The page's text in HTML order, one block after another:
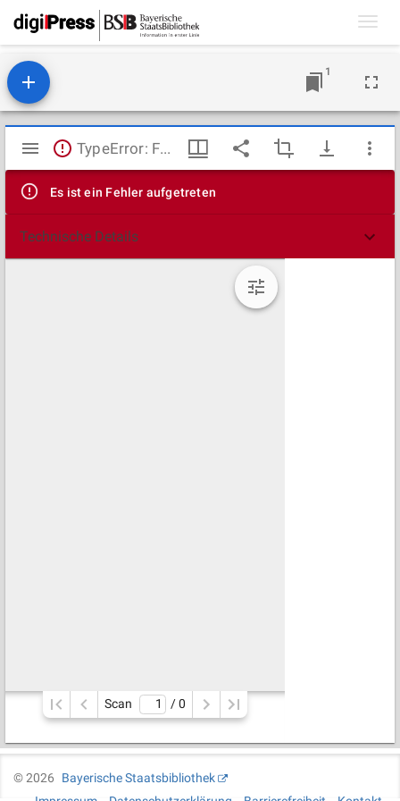
1
Mirador
Viewer
TypeError: Failed to fetch
Es ist ein Fehler aufgetreten
Technische Details
Scan / 0
©2026
Bayerische Staatsbibliothek